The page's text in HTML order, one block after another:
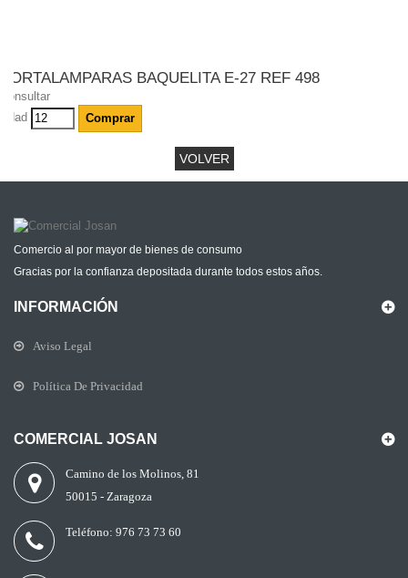
PORTALAMPARAS BAQUELITA E-27 REF 498
Consultar
Udad
Comprar
VOLVER
Comercio al por mayor de bienes de consumo
Gracias por la confianza depositada durante todos estos años.
INFORMACIÓN
Aviso Legal
Política De Privacidad
COMERCIAL JOSAN
Camino de los Molinos, 81
50015 - Zaragoza
Teléfono: 976 73 73 60